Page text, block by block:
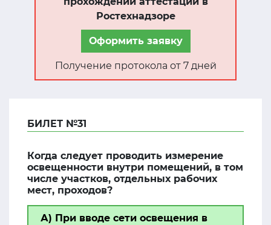
Ростехнадзоре
Оформить заявку
Получение протокола от 7 дней
БИЛЕТ №31
Когда следует проводить измерение
освещенности внутри помещений, в том
числе участков, отдельных рабочих
мест, проходов?
А) При вводе сети освещения в